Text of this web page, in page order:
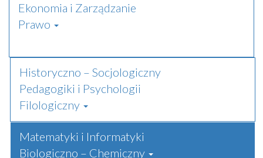
Ekonomia i Zarządzanie
Prawo
Historyczno – Socjologiczny
Pedagogiki i Psychologii
Filologiczny
Matematyki i Informatyki
Biologiczno – Chemiczny